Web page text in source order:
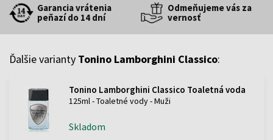
Garancia vrátenia
peňazí do 14 dní
Odmeňujeme vás za
vernosť
Ďalšie varianty Tonino Lamborghini Classico:
Tonino Lamborghini Classico Toaletná voda
125ml - Toaletné vody - Muži
Skladom